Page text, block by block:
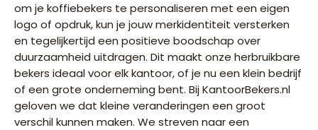
om je koffiebekers te personaliseren met een eigen
logo of opdruk, kun je jouw merkidentiteit versterken
en tegelijkertijd een positieve boodschap over
duurzaamheid uitdragen. Dit maakt onze herbruikbare
bekers ideaal voor elk kantoor, of je nu een klein bedrijf
of een grote onderneming bent. Bij KantoorBekers.nl
geloven we dat kleine veranderingen een groot
verschil kunnen maken. We streven naar een